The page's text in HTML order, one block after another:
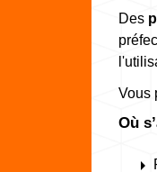
Des
Vous
Où
arrow_right